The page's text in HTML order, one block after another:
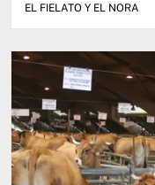
EL FIELATO Y EL NORA